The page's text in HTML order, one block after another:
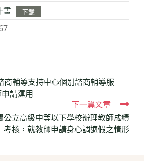
畫 下載
商輔導支持中心個別諮商輔導服
請運用
下一篇文章
公立高級中等以下學校辦理教師成績
考核，就教師申請身心調適假之情形